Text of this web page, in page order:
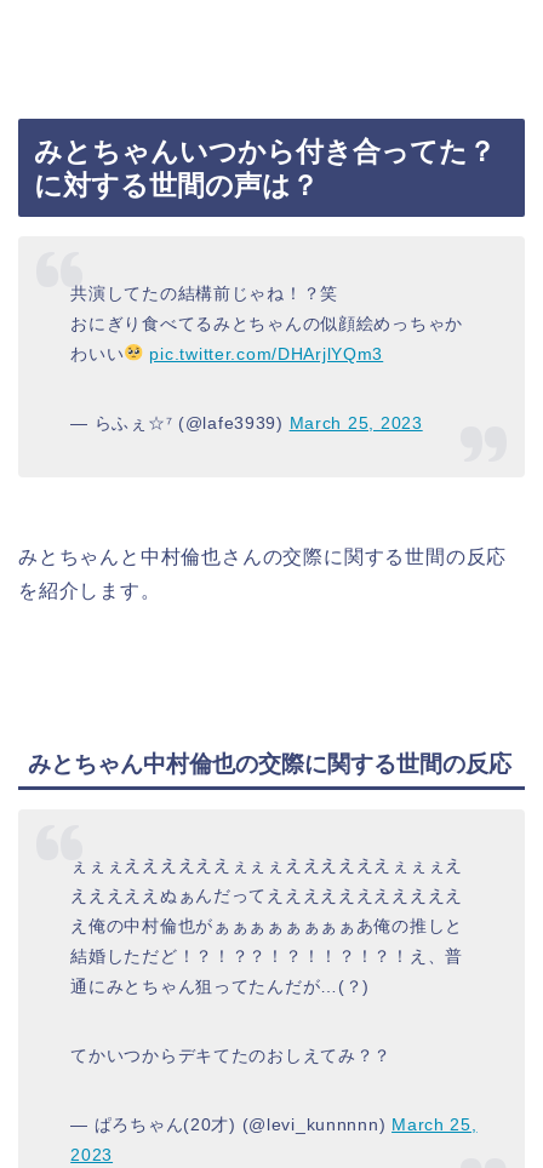
みとちゃんいつから付き合ってた？
に対する世間の声は？
共演してたの結構前じゃね！？笑
おにぎり食べてるみとちゃんの似顔絵めっちゃか
わいい
pic.twitter.com/DHArjlYQm3
— らふぇ☆⁷ (@lafe3939) March 25, 2023
みとちゃんと中村倫也さんの交際に関する世間の反応
を紹介します。
みとちゃん中村倫也の交際に関する世間の反応
ぇぇぇええええええぇぇぇええええええぇぇぇえ
えええええぬぁんだってえええええええええええ
え俺の中村倫也がぁぁぁぁぁぁぁぁあ俺の推しと
結婚しただど！？！？？！？！！？！？！え、普
通にみとちゃん狙ってたんだが…(？)
てかいつからデキてたのおしえてみ？？
— ぱろちゃん(20才) (@levi_kunnnnn) March 25,
2023